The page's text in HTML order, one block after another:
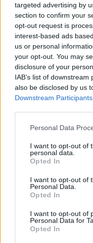
targeted advertising by
section to confirm your
opt-out request is
interest-based ads
us or personal
your opt-out. You may
disclosure of your
IAB’s list of
also be disclosed by us
Downstream Participants
Personal Data
I want to opt-out of
personal data.
Opted In
I want to opt-out of
Personal Data.
Opted In
I want to opt-out of
Personal Data for
Opted In
Ναύπλιο: Φωτιά
Δρέπανο –
Πυροσβεστικής
09/08/2026 18:35
Σπάρτη: Ανατροπή
09/08/2026 17:44